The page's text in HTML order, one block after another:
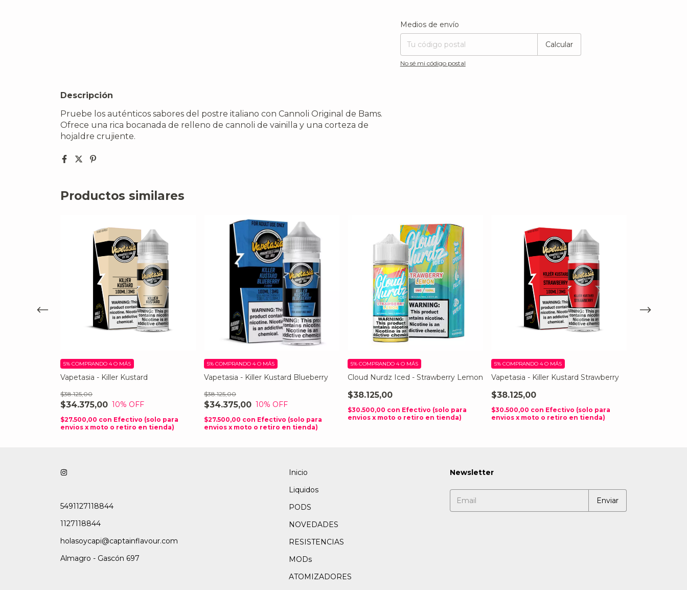
Entregas para el CP:
Medios de envío
Calcular
No sé mi código postal
Descripción
Pruebe los auténticos sabores del postre italiano con Cannoli Original de Bams.
Ofrece una rica bocanada de relleno de cannoli de vainilla y una corteza de
hojaldre crujiente.
Productos similares
Vapetasia - Killer Kustard
$34.375,00
$38.125,00
10% OFF
5% COMPRANDO 4 O MÁS
$27.500,00 con Efectivo (solo para
envios x moto o retiro en tienda)
Vapetasia - Killer Kustard Blueberry
$34.375,00
$38.125,00
10% OFF
5% COMPRANDO 4 O MÁS
$27.500,00 con Efectivo (solo para
envios x moto o retiro en tienda)
Cloud Nurdz Iced - Strawberry Lemon
$38.125,00
5% COMPRANDO 4 O MÁS
$30.500,00 con Efectivo (solo para
envios x moto o retiro en tienda)
Vapetasia - Killer Kustard Strawberry
$38.125,00
5% COMPRANDO 4 O MÁS
$30.500,00 con Efectivo (solo para
envios x moto o retiro en tienda)
5491127118844
1127118844
holasoycapi@captainflavour.com
Almagro - Gascón 697
Inicio
Liquidos
PODS
NOVEDADES
RESISTENCIAS
MODs
ATOMIZADORES
Newsletter